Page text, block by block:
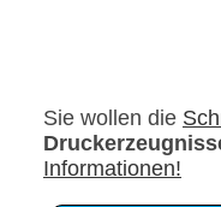
Sie wollen die
Informationen!